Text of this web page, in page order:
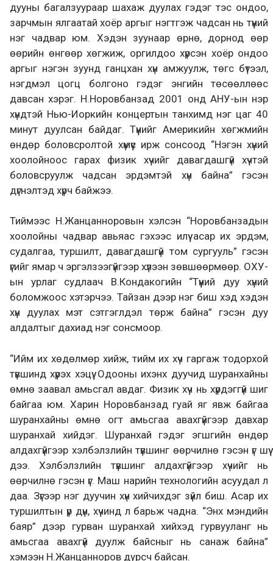
дууны багалзуураар шахаж дуулах гэдэг тэс ондоо,
зарчмын ялгаатай хоёр аргыг нэгтгэж чадсан нь түүний
нэг чадвар юм. Хэдэн зуунаар өрнө, дорнод өөр
өөрийн өнгөөр хөгжиж, оргилдоо хүрсэн хоёр ондоо
аргыг нэгэн зуунд ганцхан хүн амжуулж, төгс бүтээл,
нэгдмэл цогц болгоно гэдэг энгийн төсөөллөөс
давсан хэрэг. Н.Норовбанзад 2001 онд АНУ-ын нэр
хүндтэй Нью-Иоркийн концертын танхимд нэг цаг 40
минут дуулсан байдаг. Түүнийг Америкийн хөгжмийн
өндөр боловсролтой хүмүүс ирж сонсоод “Нэгэн хүний
хоолойноос гарах физик хүчийг давагдашгүй хүчтэй
боловсруулж чадсан эрдэмтэй хүн байна” гэсэн
дүгнэлтэд хүрч байжээ.
Тиймээс Н.Жанцанноровын хэлсэн “Норовбанзадын
хоолойны чадвар авьяас гэхээс илүү асар их эрдэм,
судалгаа, туршилт, давагдашгүй том сургууль” гэсэн
үгийг ямар ч эргэлзээгүйгээр хүлээн зөвшөөрмөөр. ОХУ-
ын урлаг судлаач В.Кондакогийн “Түүний дуу хүний
боломжоос хэтэрчээ. Тайзан дээр нэг биш хэд хэдэн
хүн дуулах мэт сэтгэглдэл төрж байна” гэсэн дуу
алдалтыг дахиад нэг сонсмоор.
“Ийм их хөдөлмөр хийж, тийм их хүч гаргаж тодорхой
түвшинд хүрэх хэцүү. Одооны ихэнх дуучид шуранхайны
өмнө заавал амьсгал авдаг. Физик хүч нь хүрдэггүй шиг
байгаа юм. Харин Норовбанзад гуай яг явж байгаа
шуранхайны өмнө огт амьсгаа авахгүйгээр давхар
шуранхай хийдэг. Шуранхай гэдэг эгшгийн өндөр
алдахгүйгээр хэлбэлзлийн түвшинг өөрчилнө гэсэн үг шүү
дээ. Хэлбэлзлийн түвшинг алдахгүйгээр хүчийг нь
өөрчилнө гэсэн үг. Маш нарийн технологийн асуудал л
даа. Зүгээр нэг дуучин хүн хийчихдэг зүйл биш. Асар их
туршилтын үр дүн, хүчинд л барьж чадна. “Энх мэндийн
баяр” дээр гурван шуранхай хийхэд гурвууланг нь
амьсгаа авахгүй дуулж байсныг нь санаж байна”
хэмээн Н.Жанцанноров дурсч байсан.